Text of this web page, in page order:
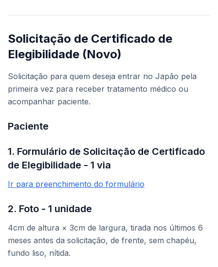
Solicitação de Certificado de
Elegibilidade (Novo)
Solicitação para quem deseja entrar no Japão pela
primeira vez para receber tratamento médico ou
acompanhar paciente.
Paciente
1. Formulário de Solicitação de Certificado
de Elegibilidade - 1 via
Ir para preenchimento do formulário
2. Foto - 1 unidade
4cm de altura × 3cm de largura, tirada nos últimos 6
meses antes da solicitação, de frente, sem chapéu,
fundo liso, nítida.